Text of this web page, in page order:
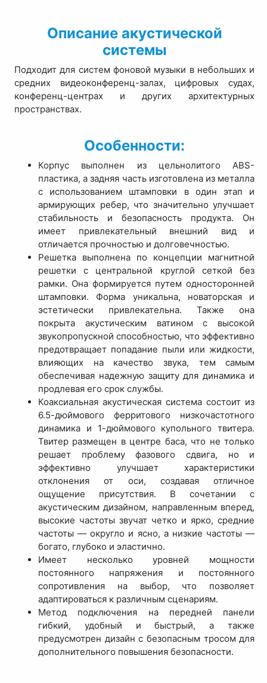
Описание акустической
системы
Подходит для систем фоновой музыки в небольших и
средних видеоконференц-залах, цифровых судах,
конференц-центрах и других архитектурных
пространствах.
Особенности:
Корпус выполнен из цельнолитого ABS-
пластика, а задняя часть изготовлена из металла
с использованием штамповки в один этап и
армирующих ребер, что значительно улучшает
стабильность и безопасность продукта. Он
имеет привлекательный внешний вид и
отличается прочностью и долговечностью.
Решетка выполнена по концепции магнитной
решетки с центральной круглой сеткой без
рамки. Она формируется путем односторонней
штамповки. Форма уникальна, новаторская и
эстетически привлекательна. Также она
покрыта акустическим ватином с высокой
звукопропускной способностью, что эффективно
предотвращает попадание пыли или жидкости,
влияющих на качество звука, тем самым
обеспечивая надежную защиту для динамика и
продлевая его срок службы.
Коаксиальная акустическая система состоит из
6.5-дюймового ферритового низкочастотного
динамика и 1-дюймового купольного твитера.
Твитер размещен в центре баса, что не только
решает проблему фазового сдвига, но и
эффективно улучшает характеристики
отклонения от оси, создавая отличное
ощущение присутствия. В сочетании с
акустическим дизайном, направленным вперед,
высокие частоты звучат четко и ярко, средние
частоты — округло и ясно, а низкие частоты —
богато, глубоко и эластично.
Имеет несколько уровней мощности
постоянного напряжения и постоянного
сопротивления на выбор, что позволяет
адаптироваться к различным сценариям.
Метод подключения на передней панели
гибкий, удобный и быстрый, а также
предусмотрен дизайн с безопасным тросом для
дополнительного повышения безопасности.